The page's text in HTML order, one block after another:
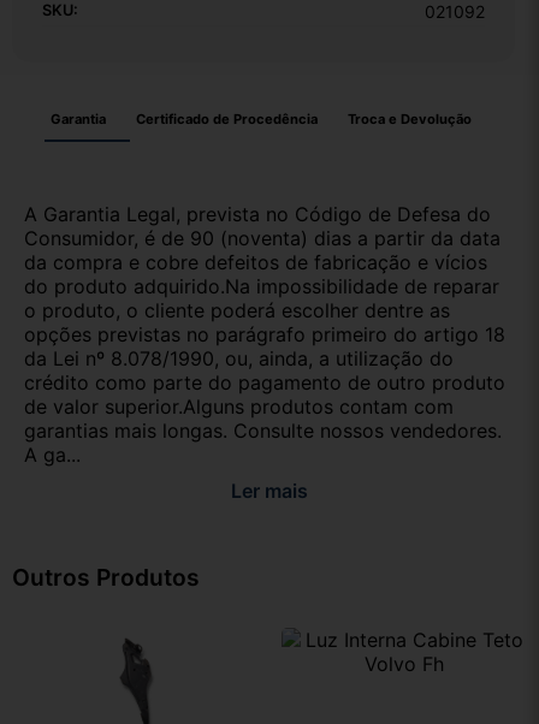
SKU: 021092
Garantia Certificado de Procedência Troca e Devolução
A Garantia Legal, prevista no Código de Defesa do
Consumidor, é de 90 (noventa) dias a partir da data
da compra e cobre defeitos de fabricação e vícios
do produto adquirido.Na impossibilidade de reparar
o produto, o cliente poderá escolher dentre as
opções previstas no parágrafo primeiro do artigo 18
da Lei nº 8.078/1990, ou, ainda, a utilização do
crédito como parte do pagamento de outro produto
de valor superior.Alguns produtos contam com
garantias mais longas. Consulte nossos vendedores.
A ga...
Ler mais
Outros Produtos